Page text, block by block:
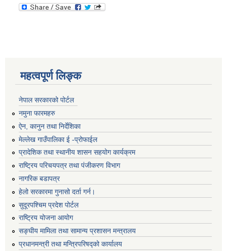
महत्वपूर्ण लिङ्क
नेपाल सरकारको पोर्टल
नमुना फारमहरु
ऐन, कानुन तथा निर्देशिका
मेल्लेख गाउँपालिका ई -प्रोफाईल
प्रादेशिक तथा स्थानीय शासन सहयोग कार्यक्रम
राष्ट्रिय परिचयपत्र तथा पंजीकरण विभाग
नागरिक बडापत्र
हेलो सरकारमा गुनासो दर्ता गर्न।
सुदूरपश्चिम प्रदेश पोर्टल
राष्ट्रिय योजना आयोग
सङ्‍घीय मामिला तथा सामान्य प्रशासन मन्त्रालय
प्रधानमन्त्री तथा मन्त्रिपरिषद्को कार्यालय